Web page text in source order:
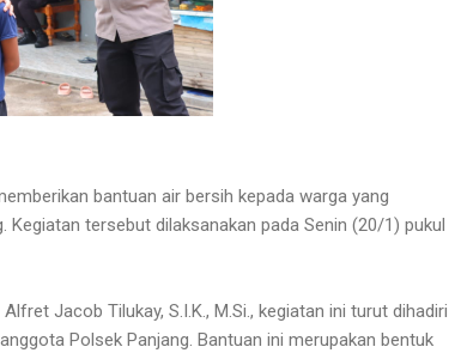
bantuan air bersih kepada warga yang
tersebut dilaksanakan pada Senin (20/1) pukul
Jacob Tilukay, S.I.K., M.Si., kegiatan ini turut dihadiri
Polsek Panjang. Bantuan ini merupakan bentuk